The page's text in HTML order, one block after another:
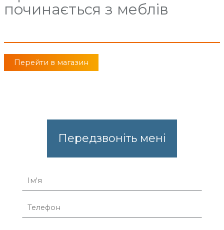
починається з меблів
Перейти в магазин
Передзвоніть мені